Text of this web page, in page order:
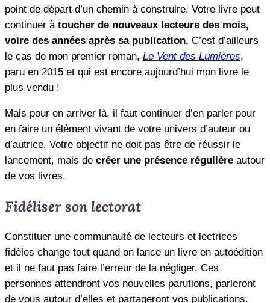
point de départ d’un chemin à construire. Votre livre peut
continuer à toucher de nouveaux lecteurs des mois,
voire des années après sa publication. C’est d’ailleurs
le cas de mon premier roman, Le Vent des Lumières,
paru en 2015 et qui est encore aujourd’hui mon livre le
plus vendu !
Mais pour en arriver là, il faut continuer d’en parler pour
en faire un élément vivant de votre univers d’auteur ou
d’autrice. Votre objectif ne doit pas être de réussir le
lancement, mais de créer une présence régulière autour
de vos livres.
Fidéliser son lectorat
Constituer une communauté de lecteurs et lectrices
fidèles change tout quand on lance un livre en autoédition
et il ne faut pas faire l’erreur de la négliger. Ces
personnes attendront vos nouvelles parutions, parleront
de vous autour d’elles et partageront vos publications.